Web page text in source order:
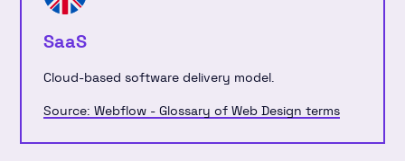
SaaS
Cloud-based software delivery model.
Source: Webflow - Glossary of Web Design terms